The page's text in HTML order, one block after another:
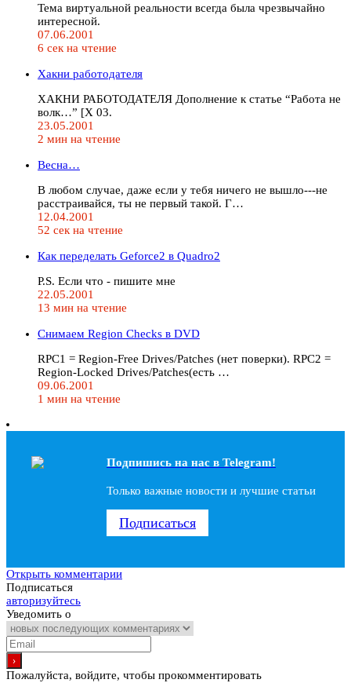
Тема виртуальной реальности всегда была чрезвычайно
интересной.
07.06.2001
6 сек на чтение
Хакни работодателя
ХАКНИ РАБОТОДАТЕЛЯ Дополнение к статье “Работа не
волк…” [X 03.
23.05.2001
2 мин на чтение
Весна…
В любом случае, даже если у тебя ничего не вышло---не
расстраивайся, ты не первый такой. Г…
12.04.2001
52 сек на чтение
Как переделать Geforce2 в Quadro2
P.S. Если что - пишите мне
22.05.2001
13 мин на чтение
Снимаем Region Checks в DVD
RPC1 = Region-Free Drives/Patches (нет поверки). RPC2 =
Region-Locked Drives/Patches(есть …
09.06.2001
1 мин на чтение
Подпишись на наc в Telegram!
Только важные новости и лучшие статьи
Подписаться
Открыть комментарии
Подписаться
авторизуйтесь
Уведомить о
Пожалуйста, войдите, чтобы прокомментировать